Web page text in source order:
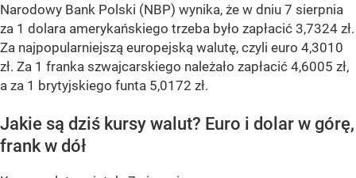
Narodowy Bank Polski (NBP) wynika, że w dniu 7 sierpnia
za 1 dolara amerykańskiego trzeba było zapłacić 3,7324 zł.
Za najpopularniejszą europejską walutę, czyli euro 4,3010
zł. Za 1 franka szwajcarskiego należało zapłacić 4,6005 zł,
a za 1 brytyjskiego funta 5,0172 zł.
Jakie są dziś kursy walut? Euro i dolar w górę,
frank w dół